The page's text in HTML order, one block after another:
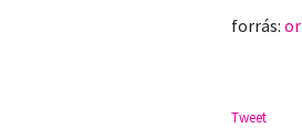
forrás:
Tweet